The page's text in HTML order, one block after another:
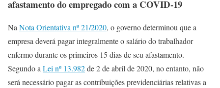
afastamento do empregado com a COVID-19
Na Nota Orientativa nº 21/2020, o governo determinou que a
empresa deverá pagar integralmente o salário do trabalhador
enfermo durante os primeiros 15 dias de seu afastamento.
Segundo a Lei nº 13.982de 2 de abril de 2020, no entanto, não
será necessário pagar as contribuições previdenciárias relativas a